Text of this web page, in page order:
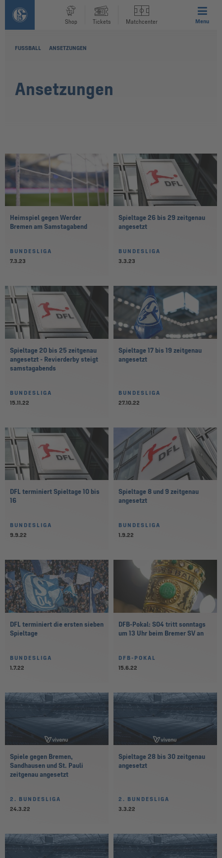
Shop Tickets Matchcenter Menu
FUSSBALL ANSETZUNGEN
Ansetzungen
Heimspiel gegen Werder
Bremen am Samstagabend
BUNDESLIGA
7.3.23
Spieltage 26 bis 29 zeitgenau
angesetzt
BUNDESLIGA
3.3.23
Spieltage 20 bis 25 zeitgenau
angesetzt - Revierderby steigt
samstagabends
BUNDESLIGA
15.11.22
Spieltage 17 bis 19 zeitgenau
angesetzt
BUNDESLIGA
27.10.22
DFL terminiert Spieltage 10 bis
16
BUNDESLIGA
9.9.22
Spieltage 8 und 9 zeitgenau
angesetzt
BUNDESLIGA
1.9.22
DFL terminiert die ersten sieben
Spieltage
BUNDESLIGA
1.7.22
DFB-Pokal: S04 tritt sonntags
um 13 Uhr beim Bremer SV an
DFB-POKAL
15.6.22
Spiele gegen Bremen,
Sandhausen und St. Pauli
zeitgenau angesetzt
2. BUNDESLIGA
24.3.22
Spieltage 28 bis 30 zeitgenau
angesetzt
2. BUNDESLIGA
3.3.22